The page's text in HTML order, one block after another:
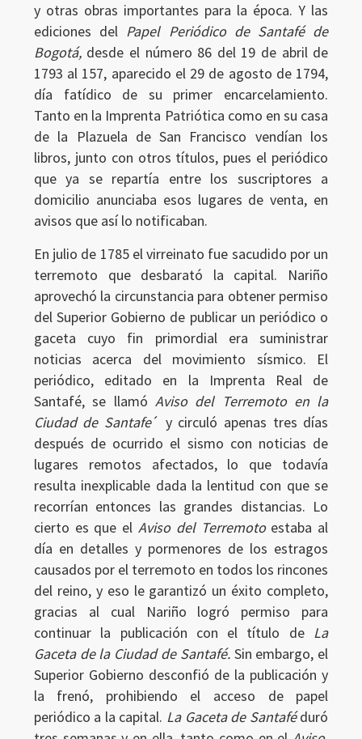
y otras obras importantes para la época. Y las
ediciones del Papel Periódico de Santafé de
Bogotá,desde el número 86 del 19 de abril de
1793 al 157, aparecido el 29 de agosto de 1794,
día fatídico de su primer encarcelamiento.
Tanto en la Imprenta Patriótica como en su casa
de la Plazuela de San Francisco vendían los
libros, junto con otros títulos, pues el periódico
que ya se repartía entre los suscriptores a
domicilio anunciaba esos lugares de venta, en
avisos que así lo notificaban.
En julio de 1785 el virreinato fue sacudido por un
terremoto que desbarató la capital. Nariño
aprovechó la circunstancia para obtener permiso
del Superior Gobierno de publicar un periódico o
gaceta cuyo fin primordial era suministrar
noticias acerca del movimiento sísmico. El
periódico, editado en la Imprenta Real de
Santafé, se llamó Aviso del Terremoto en la
Ciudad de Santafe´ y circuló apenas tres días
después de ocurrido el sismo con noticias de
lugares remotos afectados, lo que todavía
resulta inexplicable dada la lentitud con que se
recorrían entonces las grandes distancias. Lo
cierto es que el Aviso del Terremoto estaba al
día en detalles y pormenores de los estragos
causados por el terremoto en todos los rincones
del reino, y eso le garantizó un éxito completo,
gracias al cual Nariño logró permiso para
continuar la publicación con el título de La
Gaceta de la Ciudad de Santafé.Sin embargo, el
Superior Gobierno desconfió de la publicación y
la frenó, prohibiendo el acceso de papel
periódico a la capital. La Gaceta de Santaféduró